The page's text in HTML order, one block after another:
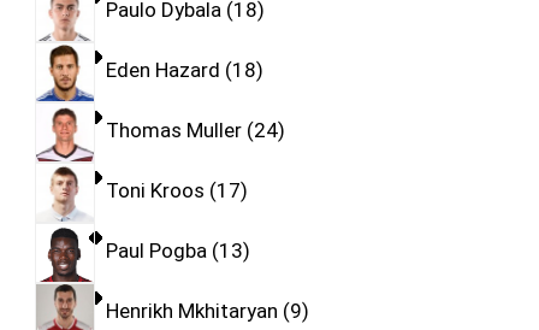
Paulo Dybala 18
Eden Hazard 18
Thomas Muller 24
Toni Kroos 17
Paul Pogba 13
Henrikh Mkhitaryan 9